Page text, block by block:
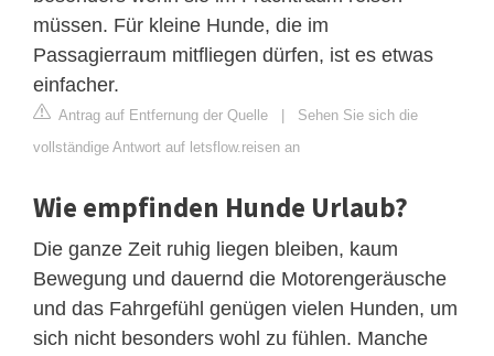
müssen. Für kleine Hunde, die im
Passagierraum mitfliegen dürfen, ist es etwas
einfacher.
Antrag auf Entfernung der Quelle
Sehen Sie sich die
vollständige Antwort auf letsflow.reisen an
Wie empfinden Hunde Urlaub?
Die ganze Zeit ruhig liegen bleiben, kaum
Bewegung und dauernd die Motorengeräusche
und das Fahrgefühl genügen vielen Hunden, um
sich nicht besonders wohl zu fühlen. Manche